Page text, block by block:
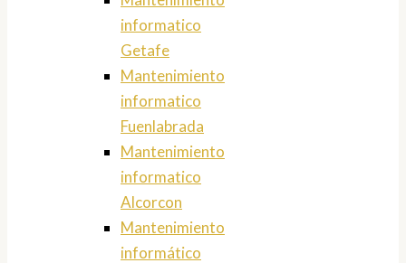
informatico
Getafe
Mantenimiento
informatico
Fuenlabrada
Mantenimiento
informatico
Alcorcon
Mantenimiento
informático